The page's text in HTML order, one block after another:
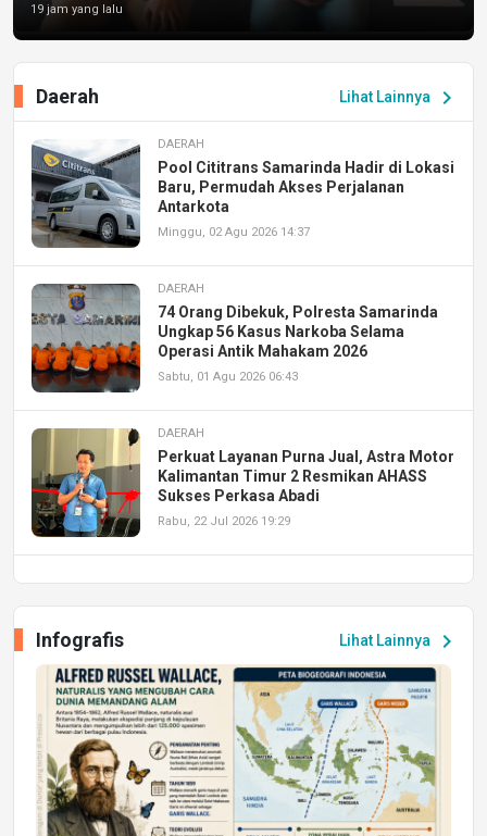
19 jam yang lalu
Lihat Lainnya chevron_right
Daerah
DAERAH
Pool Cititrans Samarinda Hadir di Lokasi
Baru, Permudah Akses Perjalanan
Antarkota
Minggu, 02 Agu 2026 14:37
DAERAH
74 Orang Dibekuk, Polresta Samarinda
Ungkap 56 Kasus Narkoba Selama
Operasi Antik Mahakam 2026
Sabtu, 01 Agu 2026 06:43
DAERAH
Perkuat Layanan Purna Jual, Astra Motor
Kalimantan Timur 2 Resmikan AHASS
Sukses Perkasa Abadi
Rabu, 22 Jul 2026 19:29
Peluang Kerja dan Magang
Jumat, 17 Jul 2026 22:30
DAERAH
Astra Motor Kalimantan Timur 2 Dukung
Mahasiswa Samarinda dalam Astra
Honda SDGs Future Leaders 2026
Jumat, 10 Jul 2026 19:01
Lihat Lainnya chevron_right
Infografis